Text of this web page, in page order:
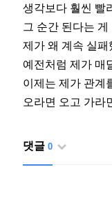
생각보다 훨씬 빨
그 순간 된다는
제가 왜 계속 실
예전처럼 제가 매
이제는 제가 관계
오라면 오고 가라
댓글 0